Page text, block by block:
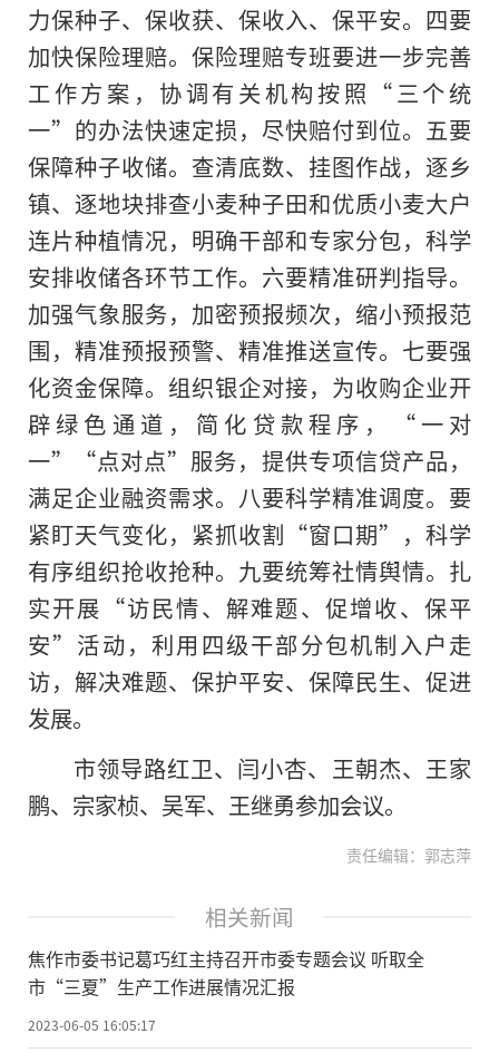
力保种子、保收获、保收入、保平安。四要
加快保险理赔。保险理赔专班要进一步完善
工作方案，协调有关机构按照“三个统
一”的办法快速定损，尽快赔付到位。五要
保障种子收储。查清底数、挂图作战，逐乡
镇、逐地块排查小麦种子田和优质小麦大户
连片种植情况，明确干部和专家分包，科学
安排收储各环节工作。六要精准研判指导。
加强气象服务，加密预报频次，缩小预报范
围，精准预报预警、精准推送宣传。七要强
化资金保障。组织银企对接，为收购企业开
辟绿色通道，简化贷款程序，“一对
一”“点对点”服务，提供专项信贷产品，
满足企业融资需求。八要科学精准调度。要
紧盯天气变化，紧抓收割“窗口期”，科学
有序组织抢收抢种。九要统筹社情舆情。扎
实开展“访民情、解难题、促增收、保平
安”活动，利用四级干部分包机制入户走
访，解决难题、保护平安、保障民生、促进
发展。
市领导路红卫、闫小杏、王朝杰、王家
鹏、宗家桢、吴军、王继勇参加会议。
责任编辑：郭志萍
相关新闻
焦作市委书记葛巧红主持召开市委专题会议 听取全
市“三夏”生产工作进展情况汇报
2023-06-05 16:05:17